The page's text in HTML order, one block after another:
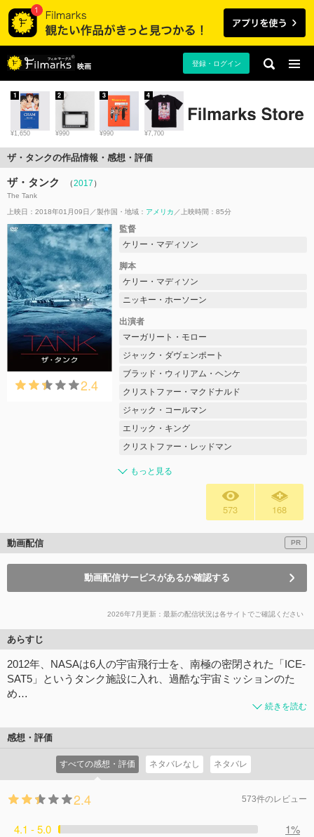
映画 登録・ログイン
¥1,650
1
¥990
2
¥990
3
¥7,700
4
ザ・タンクの作品情報・感想・評価
ザ・タンク （2017 ）
The Tank
上映日：2018年01月09日 製作国・地域： アメリカ 上映時間：85分
2.4
監督
ケリー・マディソン
脚本
ケリー・マディソン
ニッキー・ホーソーン
出演者
マーガリート・モロー
ジャック・ダヴェンポート
ブラッド・ウィリアム・ヘンケ
クリストファー・マクドナルド
ジャック・コールマン
エリック・キング
クリストファー・レッドマン
もっと見る
573 168
動画配信 PR
動画配信サービスがあるか確認する
2026年7月更新：最新の配信状況は各サイトでご確認ください
あらすじ
2012年、NASAは6人の宇宙飛行士を、南極の密閉された「ICE-
SAT5」というタンク施設に入れ、過酷な宇宙ミッションのた
め…
続きを読む
感想・評価
すべての感想・評価 ネタバレなし ネタバレ
2.4 573件のレビュー
4.1 - 5.0
1%